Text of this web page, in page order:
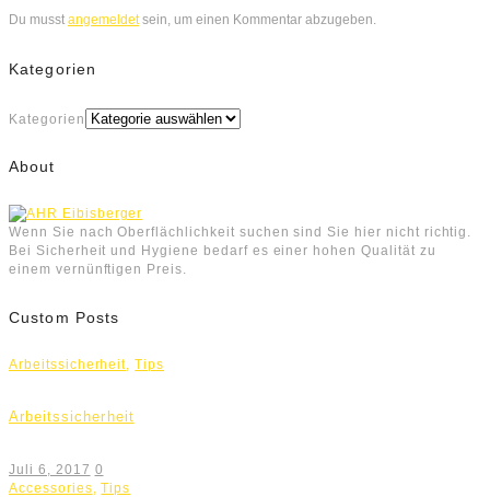
Du musst angemeldetsein, um einen Kommentar abzugeben.
Kategorien
Kategorien
About
Wenn Sie nach Oberflächlichkeit suchen sind Sie hier nicht richtig.
Bei Sicherheit und Hygiene bedarf es einer hohen Qualität zu
einem vernünftigen Preis.
Custom Posts
Arbeitssicherheit,Tips
Arbeitssicherheit
Juli 6, 2017 0
Accessories ,Tips